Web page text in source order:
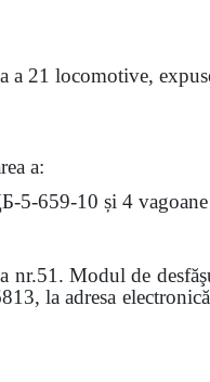
a 21 locomotive,
a:
5-659-10 și 4
nr.51.Modul de
la adresa